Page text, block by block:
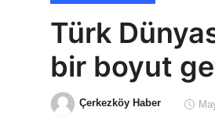
Teknoloji Haberleri
Türk
bir boyut
Çerkezköy Haber